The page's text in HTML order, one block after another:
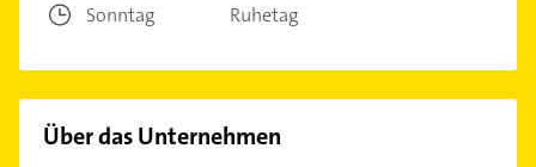
Sonntag
Ruhetag
Über das Unternehmen